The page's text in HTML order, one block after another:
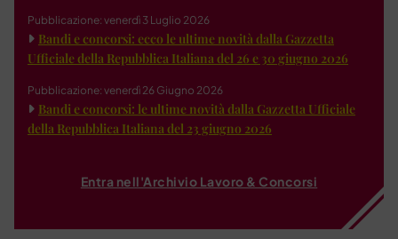
Pubblicazione: venerdì 3 Luglio 2026
Bandi e concorsi: ecco le ultime novità dalla Gazzetta
Ufficiale della Repubblica Italiana del 26 e 30 giugno 2026
Pubblicazione: venerdì 26 Giugno 2026
Bandi e concorsi: le ultime novità dalla Gazzetta Ufficiale
della Repubblica Italiana del 23 giugno 2026
Entra nell'Archivio Lavoro & Concorsi